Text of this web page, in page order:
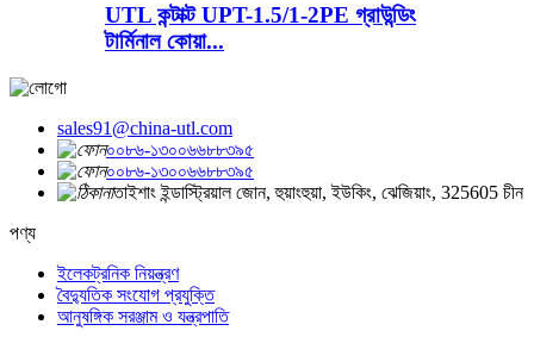
UTL কন্টাক্ট UPT-1.5/1-2PE গ্রাউন্ডিং
টার্মিনাল কোয়া...
sales91@china-utl.com
০০৮৬-১৩০০৬৬৮৮৩৯৫
০০৮৬-১৩০০৬৬৮৮৩৯৫
তাইশাং ইন্ডাস্ট্রিয়াল জোন, হুয়াংহুয়া, ইউকিং, ঝেজিয়াং, 325605 চীন
পণ্য
ইলেকট্রনিক নিয়ন্ত্রণ
বৈদ্যুতিক সংযোগ প্রযুক্তি
আনুষঙ্গিক সরঞ্জাম ও যন্ত্রপাতি